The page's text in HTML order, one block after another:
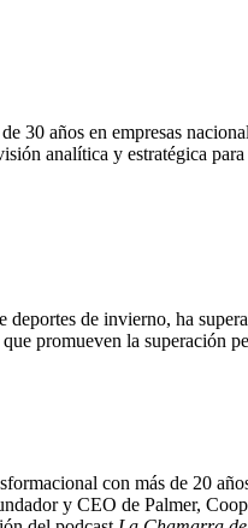
30 años en empresas
analítica y estratégica
de invierno, ha
promueven la superación
con más de 20
y CEO de Palmer,